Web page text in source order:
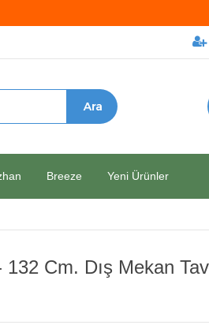
Breeze Yeni Ürünler
Cm. Dış Mekan